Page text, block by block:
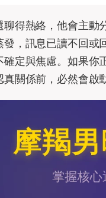
得熱絡，他會主
，訊息已讀不回
定與焦慮。如果
關係前，必然會啟